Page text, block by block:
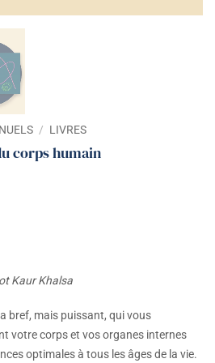
/ LIVRES
corps humain
Kaur Khalsa
bref, mais puissant, qui vous
votre corps et vos organes internes
optimales à tous les âges de la vie.